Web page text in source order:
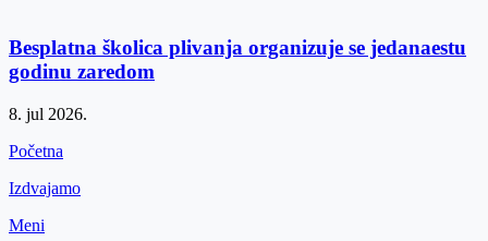
Besplatna školica plivanja organizuje se jedanaestu
godinu zaredom
8. jul 2026.
Početna
Izdvajamo
Meni